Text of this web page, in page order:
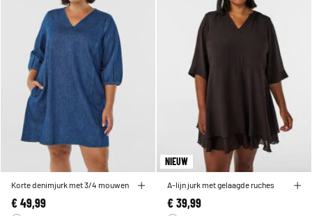
Korte denimjurk met 3/4 mouwen
€ 49,99
NIEUW
A-lijn jurk met gelaagde ruches
€ 39,99